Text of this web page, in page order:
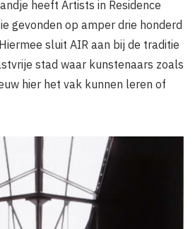
heeft Artists in Residence
gevonden op amper drie­ honderd
sluit AIR aan bij de traditie
stad waar kunstenaars zoals
hier het vak kunnen leren of